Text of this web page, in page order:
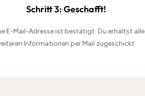
Schritt 3: Geschafft!
E-Mail-Adresse ist bestätigt. Du erhältst alle
Informationen per Mail zugeschickt.